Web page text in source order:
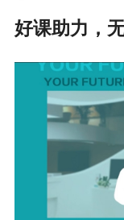
好课助力，